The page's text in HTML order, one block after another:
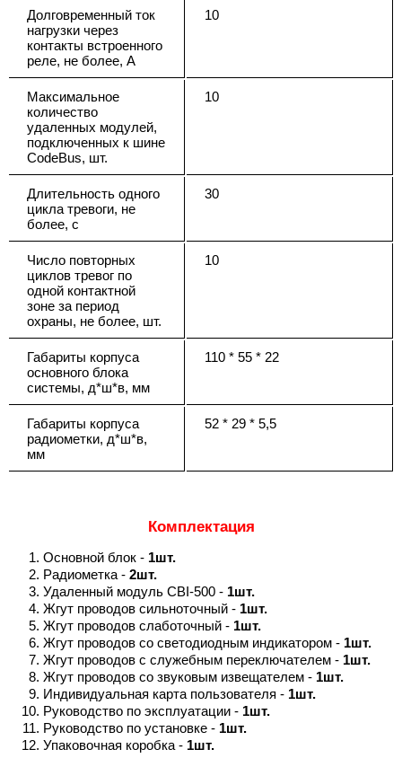
Долговременный ток
нагрузки через
контакты встроенного
реле, не более, А
10
Максимальное
количество
удаленных модулей,
подключенных к шине
CodeBus, шт.
10
Длительность одного
цикла тревоги, не
более, с
30
Число повторных
циклов тревог по
одной контактной
зоне за период
охраны, не более, шт.
10
Габариты корпуса
основного блока
системы, д*ш*в, мм
110 * 55 * 22
Габариты корпуса
радиометки, д*ш*в,
мм
52 * 29 * 5,5
Комплектация
Основной блок - 1шт.
Радиометка - 2шт.
Удаленный модуль CBI-500 - 1шт.
Жгут проводов сильноточный - 1шт.
Жгут проводов слаботочный - 1шт.
Жгут проводов со светодиодным индикатором - 1шт.
Жгут проводов с служебным переключателем - 1шт.
Жгут проводов со звуковым извещателем - 1шт.
Индивидуальная карта пользователя - 1шт.
Руководство по эксплуатации - 1шт.
Руководство по установке - 1шт.
Упаковочная коробка - 1шт.